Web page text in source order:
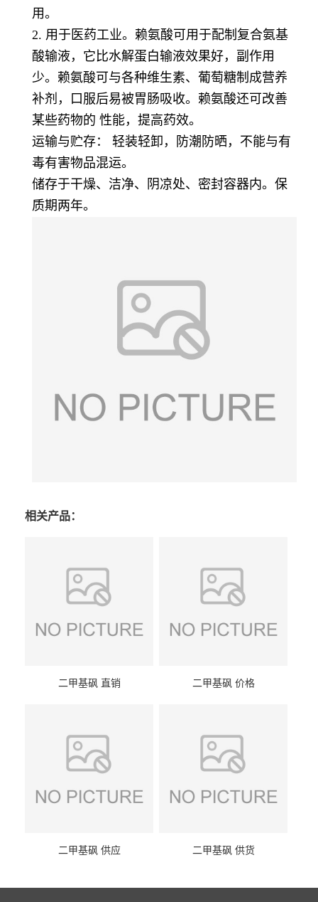
用。
2. 用于医药工业。赖氨酸可用于配制复合氨基
酸输液，它比水解蛋白输液效果好，副作用
少。赖氨酸可与各种维生素、葡萄糖制成营养
补剂，口服后易被胃肠吸收。赖氨酸还可改善
某些药物的 性能，提高药效。
运输与贮存： 轻装轻卸，防潮防晒，不能与有
毒有害物品混运。
储存于干燥、洁净、阴凉处、密封容器内。保
质期两年。
相关产品：
二甲基砜 直销 二甲基砜 价格
二甲基砜 供应 二甲基砜 供货